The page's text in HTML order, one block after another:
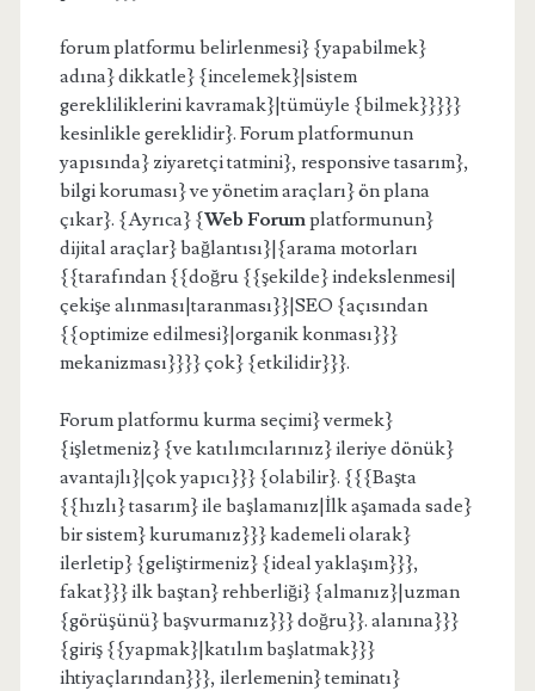
forum platformu belirlenmesi} {yapabilmek}
adına} dikkatle} {incelemek}|sistem
gerekliliklerini kavramak}|tümüyle {bilmek}}}}}
kesinlikle gereklidir}. Forum platformunun
yapısında} ziyaretçi tatmini}, responsive tasarım},
bilgi koruması} ve yönetim araçları} ön plana
çıkar}. {Ayrıca} {Web Forumplatformunun}
dijital araçlar} bağlantısı}|{arama motorları
{{tarafından {{doğru {{şekilde} indekslenmesi|
çekişe alınması|taranması}}|SEO {açısından
{{optimize edilmesi}|organik konması}}}
mekanizması}}}} çok} {etkilidir}}}.
Forum platformu kurma seçimi} vermek}
{işletmeniz} {ve katılımcılarınız} ileriye dönük}
avantajlı}|çok yapıcı}}} {olabilir}. {{{Başta
{{hızlı} tasarım} ile başlamanız|İlk aşamada sade}
bir sistem} kurumanız}}} kademeli olarak}
ilerletip} {geliştirmeniz} {ideal yaklaşım}}},
fakat}}} ilk baştan} rehberliği} {almanız}|uzman
{görüşünü} başvurmanız}}} doğru}}. alanına}}}
{giriş {{yapmak}|katılım başlatmak}}}
ihtiyaçlarından}}}, ilerlemenin} teminatı}